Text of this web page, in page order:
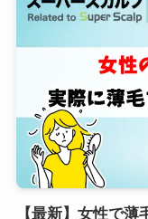
【最新】女性で